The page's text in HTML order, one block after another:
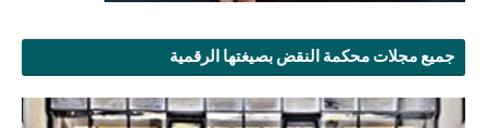
جميع مجلات محكمة النقض بصيغتها الرقمية